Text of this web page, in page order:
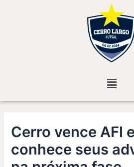
Menu
Cerro vence AFI
conhece seus